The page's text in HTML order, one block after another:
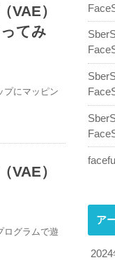
VAE）
てみ
プにマッピン
VAE）
ログラムで遊
ア
2024